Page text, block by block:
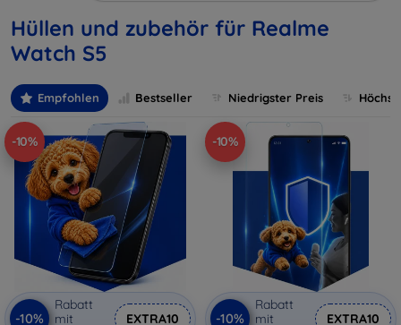
Hüllen und zubehör für Realme
Watch S5
Empfohlen Bestseller Niedrigster Preis
-10%
-10%
Rabatt
mit
EXTRA10
-10%
-10%
Rabatt
mit
EXTRA10